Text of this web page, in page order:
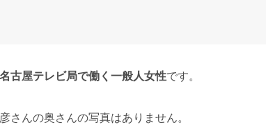
名古屋テレビ局で働く一般人女性です。
さんの奥さんの写真はありません。